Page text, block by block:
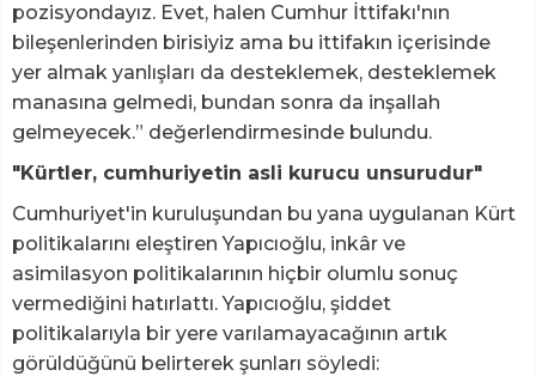
pozisyondayız. Evet, halen Cumhur İttifakı'nın
bileşenlerinden birisiyiz ama bu ittifakın içerisinde
yer almak yanlışları da desteklemek, desteklemek
manasına gelmedi, bundan sonra da inşallah
gelmeyecek.” değerlendirmesinde bulundu.
"Kürtler, cumhuriyetin asli kurucu unsurudur"
Cumhuriyet'in kuruluşundan bu yana uygulanan Kürt
politikalarını eleştiren Yapıcıoğlu, inkâr ve
asimilasyon politikalarının hiçbir olumlu sonuç
vermediğini hatırlattı. Yapıcıoğlu, şiddet
politikalarıyla bir yere varılamayacağının artık
görüldüğünü belirterek şunları söyledi: